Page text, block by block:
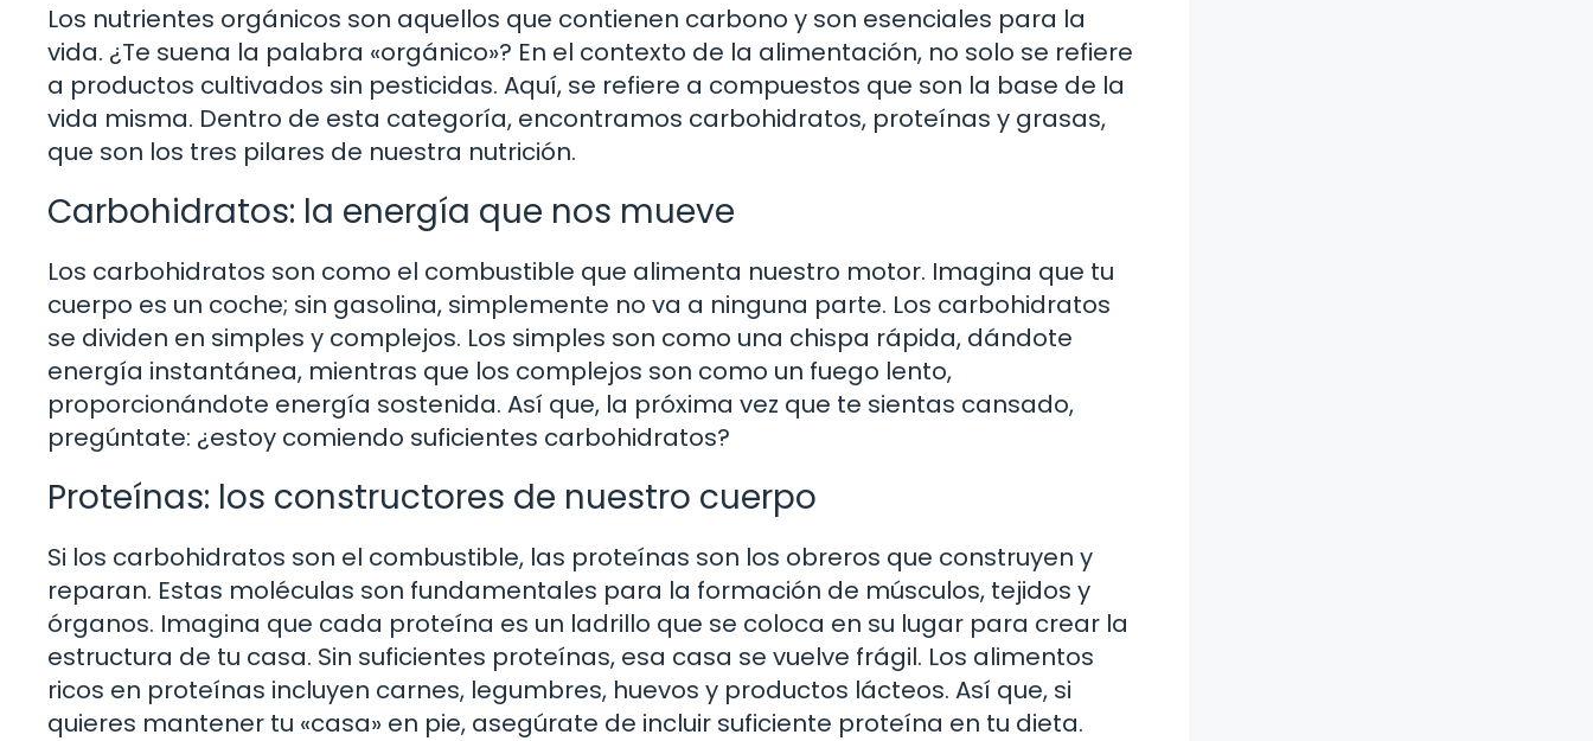
Los nutrientes orgánicos son aquellos que contienen carbono y son esenciales para la
vida. ¿Te suena la palabra «orgánico»? En el contexto de la alimentación, no solo se refiere
a productos cultivados sin pesticidas. Aquí, se refiere a compuestos que son la base de la
vida misma. Dentro de esta categoría, encontramos carbohidratos, proteínas y grasas,
que son los tres pilares de nuestra nutrición.
Carbohidratos: la energía que nos mueve
Los carbohidratos son como el combustible que alimenta nuestro motor. Imagina que tu
cuerpo es un coche; sin gasolina, simplemente no va a ninguna parte. Los carbohidratos
se dividen en simples y complejos. Los simples son como una chispa rápida, dándote
energía instantánea, mientras que los complejos son como un fuego lento,
proporcionándote energía sostenida. Así que, la próxima vez que te sientas cansado,
pregúntate: ¿estoy comiendo suficientes carbohidratos?
Proteínas: los constructores de nuestro cuerpo
Si los carbohidratos son el combustible, las proteínas son los obreros que construyen y
reparan. Estas moléculas son fundamentales para la formación de músculos, tejidos y
órganos. Imagina que cada proteína es un ladrillo que se coloca en su lugar para crear la
estructura de tu casa. Sin suficientes proteínas, esa casa se vuelve frágil. Los alimentos
ricos en proteínas incluyen carnes, legumbres, huevos y productos lácteos. Así que, si
quieres mantener tu «casa» en pie, asegúrate de incluir suficiente proteína en tu dieta.